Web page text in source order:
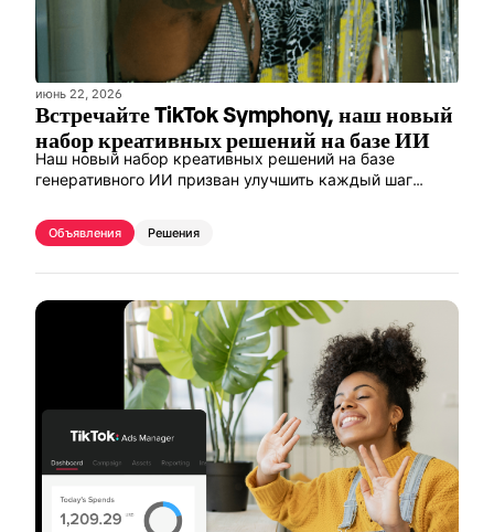
июнь 22, 2026
Встречайте TikTok Symphony, наш новый
набор креативных решений на базе ИИ
Наш новый набор креативных решений на базе
генеративного ИИ призван улучшить каждый шаг
Объявления Решения